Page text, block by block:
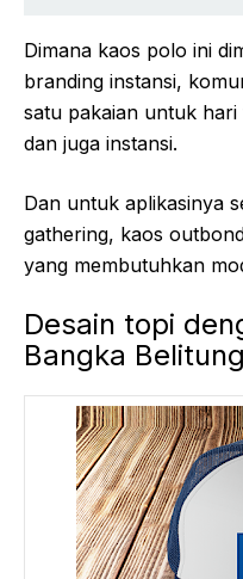
Dimana kaos polo ini
branding instansi,
satu pakaian untuk
dan juga instansi.
Dan untuk aplikasinya
gathering, kaos
yang membutuhkan
Desain topi
Bangka